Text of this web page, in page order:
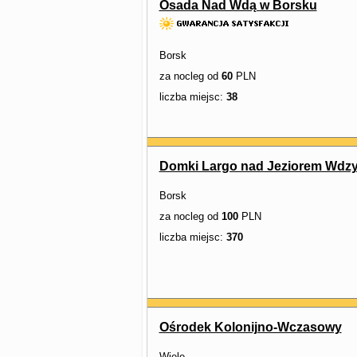
Osada Nad Wdą w Borsku
Borsk
za nocleg od 60PLN
liczba miejsc: 38
Domki Largo nad Jeziorem
Borsk
za nocleg od 100PLN
liczba miejsc: 370
Ośrodek Kolonijno-Wczasowy